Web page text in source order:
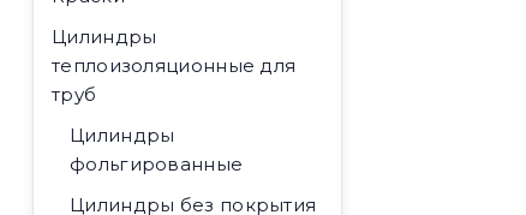
Цилиндры
теплоизоляционные для
труб
Цилиндры
фольгированные
Цилиндры без покрытия